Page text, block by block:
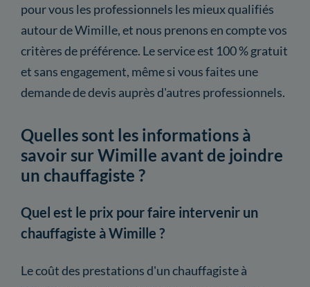
pour vous les professionnels les mieux qualifiés
autour de Wimille, et nous prenons en compte vos
critères de préférence. Le service est 100 % gratuit
et sans engagement, même si vous faites une
demande de devis auprès d'autres professionnels.
Quelles sont les informations à
savoir sur Wimille avant de joindre
un chauffagiste ?
Quel est le prix pour faire intervenir un
chauffagiste à Wimille ?
Le coût des prestations d'un chauffagiste à